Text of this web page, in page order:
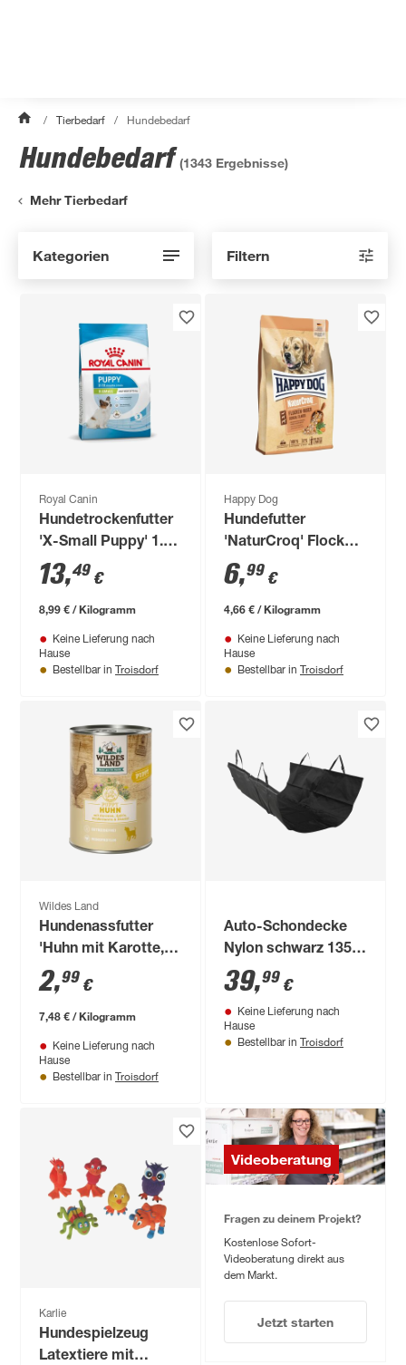
/ Tierbedarf / Hundebedarf
Hundebedarf(1343 Ergebnisse)
Mehr Tierbedarf
Kategorien Filtern
Royal Canin
Hundetrockenfutter
'X-Small Puppy' 1.5
kg
13,49 €
8,99 € / Kilogramm
Keine Lieferung nach
Hause
Bestellbar in Troisdorf
Happy Dog
Hundefutter
'NaturCroq' Flocken
1,5 kg
6,99 €
4,66 € / Kilogramm
Keine Lieferung nach
Hause
Bestellbar in Troisdorf
Wildes Land
Hundenassfutter
'Huhn mit Karotte,
Apfel und
Wildkräutern' Puppy
400 g
2,99 €
7,48 € / Kilogramm
Keine Lieferung nach
Hause
Bestellbar in Troisdorf
Auto-Schondecke
Nylon schwarz 135 x
150 cm
39,99 €
Keine Lieferung nach
Hause
Bestellbar in Troisdorf
Karlie
Hundespielzeug
Latextiere mit
Videoberatung
Fragen zu deinem Projekt?
Kostenlose Sofort-
Videoberatung direkt aus
dem Markt.
Jetzt starten